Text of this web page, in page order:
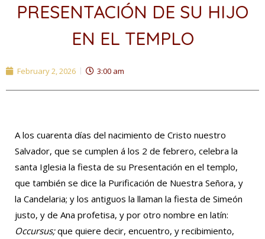
PRESENTACIÓN DE SU HIJO
EN EL TEMPLO
February 2, 2026 3:00 am
A los cuarenta días del nacimiento de Cristo nuestro
Salvador, que se cumplen á los 2 de febrero, celebra la
santa Iglesia la fiesta de su Presentación en el templo,
que también se dice la Purificación de Nuestra Señora, y
la Candelaria; y los antiguos la llaman la fiesta de Simeón
justo, y de Ana profetisa, y por otro nombre en latín:
Occursus;que quiere decir, encuentro, y recibimiento,